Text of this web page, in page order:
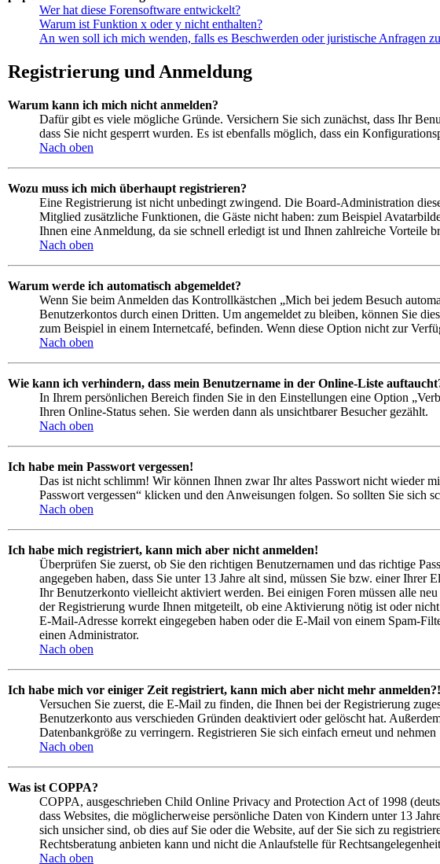
Wer hat diese Forensoftware entwickelt?
Warum ist Funktion x oder y nicht enthalten?
An wen soll ich mich wenden, falls es Beschwerden oder juristische Anfragen
Registrierung und Anmeldung
Warum kann ich mich nicht anmelden?
Dafür gibt es viele mögliche Gründe. Versichern Sie sich zunächst, dass Ihr
dass Sie nicht gesperrt wurden. Es ist ebenfalls möglich, dass ein
Nach oben
Wozu muss ich mich überhaupt registrieren?
Eine Registrierung ist nicht unbedingt zwingend. Die Board-Administration
Mitglied zusätzliche Funktionen, die Gäste nicht haben: zum Beispiel
Ihnen eine Anmeldung, da sie schnell erledigt ist und Ihnen zahlreiche Vorteile
Nach oben
Warum werde ich automatisch abgemeldet?
Wenn Sie beim Anmelden das Kontrollkästchen „Mich bei jedem Besuch
Benutzerkontos durch einen Dritten. Um angemeldet zu bleiben, können Sie
zum Beispiel in einem Internetcafé, befinden. Wenn diese Option nicht zur
Nach oben
Wie kann ich verhindern, dass mein Benutzername in der Online-Liste
In Ihrem persönlichen Bereich finden Sie in den Einstellungen eine Option
Ihren Online-Status sehen. Sie werden dann als unsichtbarer Besucher gezählt.
Nach oben
Ich habe mein Passwort vergessen!
Das ist nicht schlimm! Wir können Ihnen zwar Ihr altes Passwort nicht wieder
Passwort vergessen“ klicken und den Anweisungen folgen. So sollten Sie sich
Nach oben
Ich habe mich registriert, kann mich aber nicht anmelden!
Überprüfen Sie zuerst, ob Sie den richtigen Benutzernamen und das richtige
angegeben haben, dass Sie unter 13 Jahre alt sind, müssen Sie bzw. einer
Ihr Benutzerkonto vielleicht aktiviert werden. Bei einigen Foren müssen alle
der Registrierung wurde Ihnen mitgeteilt, ob eine Aktivierung nötig ist oder
E-Mail-Adresse korrekt eingegeben haben oder die E-Mail von einem Spam-
einen Administrator.
Nach oben
Ich habe mich vor einiger Zeit registriert, kann mich aber nicht mehr anmelden?!
Versuchen Sie zuerst, die E-Mail zu finden, die Ihnen bei der Registrierung
Benutzerkonto aus verschieden Gründen deaktiviert oder gelöscht hat.
Datenbankgröße zu verringern. Registrieren Sie sich einfach erneut und
Nach oben
Was ist COPPA?
COPPA, ausgeschrieben Child Online Privacy and Protection Act of 1998
dass Websites, die möglicherweise persönliche Daten von Kindern unter 13
sich unsicher sind, ob dies auf Sie oder die Website, auf der Sie sich zu
Rechtsberatung anbieten kann und nicht die Anlaufstelle für
Nach oben